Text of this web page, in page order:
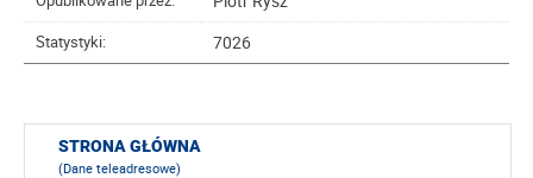
Statystyki: 7026
STRONA GŁÓWNA
(Dane teleadresowe)